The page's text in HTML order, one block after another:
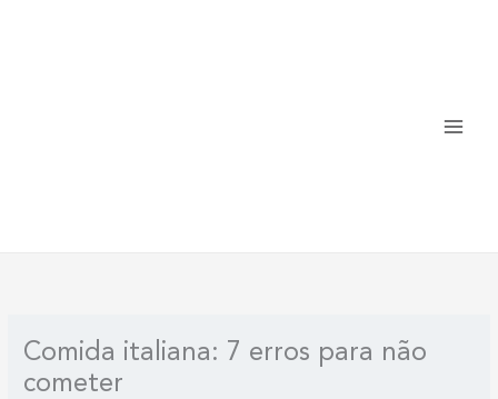
Comida italiana: 7 erros para não
cometer